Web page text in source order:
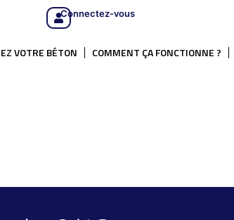
Connectez-vous
VOTRE BÉTON COMMENT ÇA FONCTIONNE ?